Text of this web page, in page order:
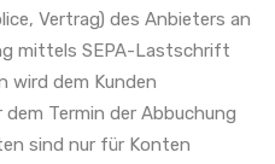
Vertrag) des Anbieters an
mittels SEPA-Lastschrift
wird dem Kunden
Termin der Abbuchung
sind nur für Konten